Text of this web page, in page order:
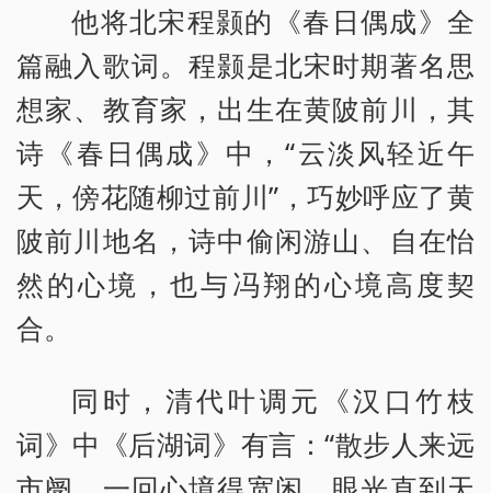
他将北宋程颢的《春日偶成》全
篇融入歌词。程颢是北宋时期著名思
想家、教育家，出生在黄陂前川，其
诗《春日偶成》中，“云淡风轻近午
天，傍花随柳过前川”，巧妙呼应了黄
陂前川地名，诗中偷闲游山、自在怡
然的心境，也与冯翔的心境高度契
合。
同时，清代叶调元《汉口竹枝
词》中《后湖词》有言：“散步人来远